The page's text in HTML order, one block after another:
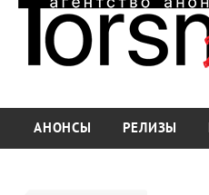
АНОНСЫ РЕЛИЗЫ